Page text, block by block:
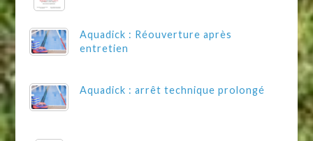
Aquadick : Réouverture après
entretien
Aquadick : arrêt technique prolongé